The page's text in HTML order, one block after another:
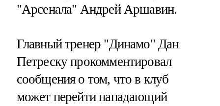
"Арсенала" Андрей Аршавин.
Главный тренер "Динамо" Дан
Петреску прокомментировал
сообщения о том, что в клуб
может перейти нападающий